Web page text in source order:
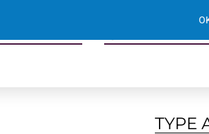
Sports culture
les-champs.fr
TYPE